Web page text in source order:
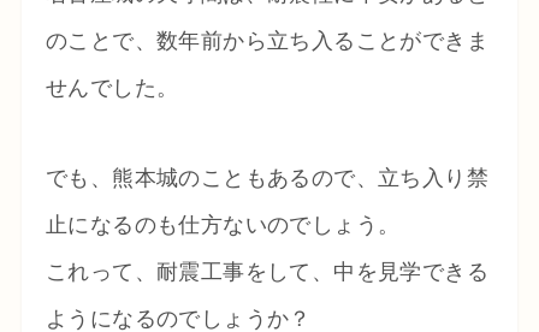
のことで、数年前から立ち入ることができま
せんでした。
でも、熊本城のこともあるので、立ち入り禁
止になるのも仕方ないのでしょう。
これって、耐震工事をして、中を見学できる
ようになるのでしょうか？